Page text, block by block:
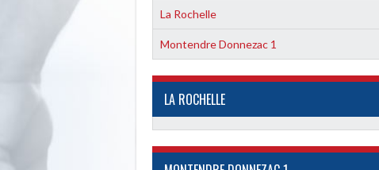
La Rochelle
Montendre Donnezac 1
LA ROCHELLE